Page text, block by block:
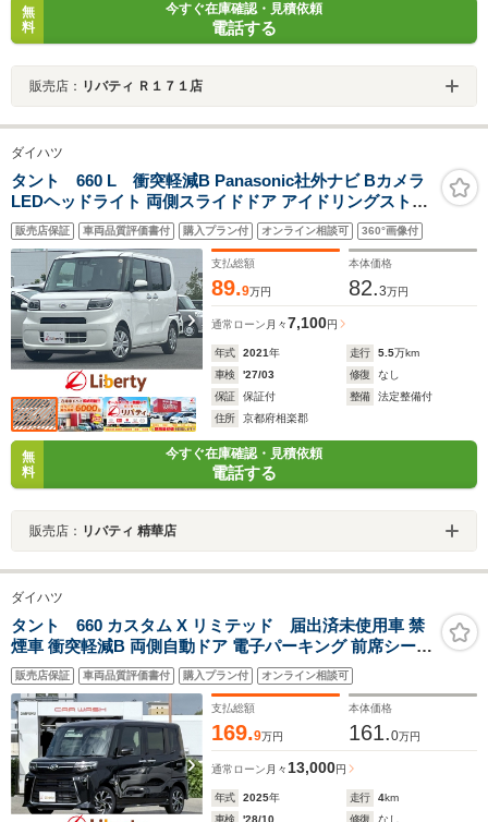
無
料
今すぐ在庫確認・見積依頼
電話する
販売店： リバティ Ｒ１７１店
ダイハツ
タント 660 L 衝突軽減B Panasonic社外ナビ Bカメラ
LEDヘッドライト 両側スライドドア アイドリングストッ
プ 障害物センサー ETC
販売店保証 車両品質評価書付 購入プラン付 オンライン相談可 360°画像付
支払総額
89.9万円
本体価格
82.3万円
通常ローン 月々7,100円
年式 2021年 走行 5.5万km
車検
'27/03 修復
なし
保証
保証付 整備
法定整備付
住所
京都府相楽郡
無
料
今すぐ在庫確認・見積依頼
電話する
販売店： リバティ 精華店
ダイハツ
タント 660 カスタム X リミテッド 届出済未使用車 禁
煙車 衝突軽減B 両側自動ドア 電子パーキング 前席シート
ヒーター アダプティブクルーズコントロール LEDヘッド
ライト スマートキー アイドリングストップ 障害物センサ
ー 純正アルミホイール ETC
販売店保証 車両品質評価書付 購入プラン付 オンライン相談可
支払総額
169.9万円
本体価格
161.0万円
通常ローン 月々13,000円
年式 2025年 走行 4km